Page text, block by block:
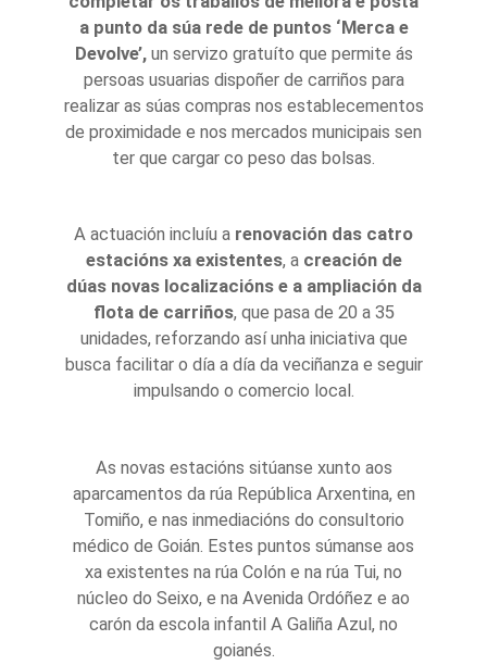
a punto da súa rede de puntos ‘Merca e
Devolve’,un servizo gratuíto que permite ás
persoas usuarias dispoñer de carriños para
realizar as súas compras nos establecementos
de proximidade e nos mercados municipais sen
ter que cargar co peso das bolsas.
A actuación incluíu a renovación das catro
estacións xa existentes, a creación de
dúas novas localizacións e a ampliación da
flota de carriños, que pasa de 20 a 35
unidades, reforzando así unha iniciativa que
busca facilitar o día a día da veciñanza e seguir
impulsando o comercio local.
As novas estacións sitúanse xunto aos
aparcamentos da rúa República Arxentina, en
Tomiño, e nas inmediacións do consultorio
médico de Goián. Estes puntos súmanse aos
xa existentes na rúa Colón e na rúa Tui, no
núcleo do Seixo, e na Avenida Ordóñez e ao
carón da escola infantil A Galiña Azul, no
goianés.